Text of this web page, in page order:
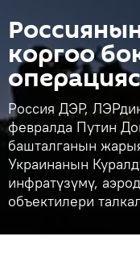
коргоо
Россия ДЭР,
февралда Путин
башталганын
Украинанын
инфратүзүмү,
объектилери